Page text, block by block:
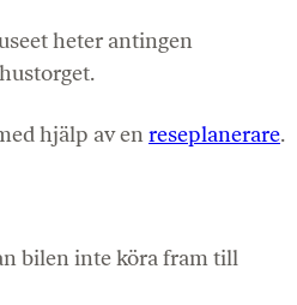
heter antingen
hjälp av enreseplanerare.
bilen inte köra fram till